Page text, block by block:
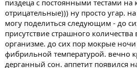
пиздеца с постоянными тестами на
отрицательные))) ну просто угар.
могу поделиться следующим - до
присутствие страшного количества
организме. до сих пор мокрые
фибрильной температурой. вечно
дерганный сон. аппетит появился